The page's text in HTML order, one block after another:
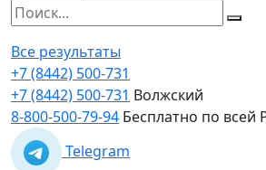
Все результаты
+7 (8442) 500-731
+7 (8442) 500-731 Волжский
8-800-500-79-94 Бесплатно по всей
Telegram